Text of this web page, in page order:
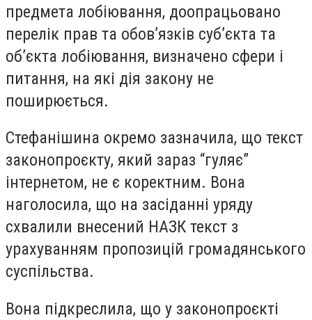
предмета лобіювання, доопрацьовано
перелік прав та обов’язків суб’єкта та
об’єкта лобіювання, визначено сфери і
питання, на які дія закону не
поширюється.
Стефанішина окремо зазначила, що текст
законопроєкту, який зараз “гуляє”
інтернетом, не є коректним. Вона
наголосила, що на засіданні уряду
схвалили внесений НАЗК текст з
урахуванням пропозицій громадянського
суспільства.
Вона підкреслила, що у законопроєкті